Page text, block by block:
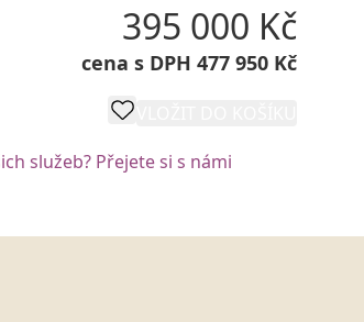
395 000 Kč
cena s DPH 477 950 Kč
služeb? Přejete si s námi